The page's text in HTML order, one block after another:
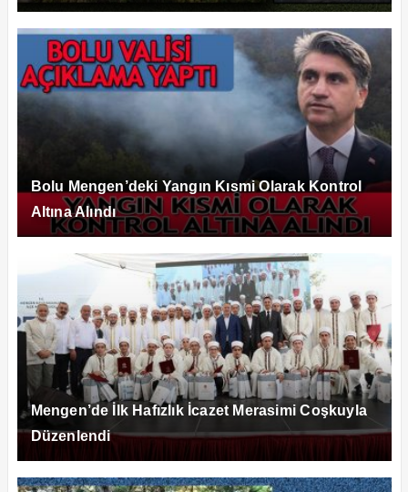
Bolu Mengen’deki Yangın Kısmi Olarak Kontrol
Altına Alındı
Mengen’de İlk Hafızlık İcazet Merasimi Coşkuyla
Düzenlendi